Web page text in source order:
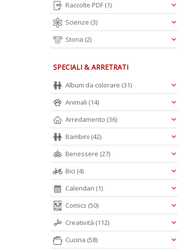
Raccolte PDF (1)
Scienze (3)
Storia (2)
SPECIALI & ARRETRATI
Album da colorare (31)
Animali (14)
Arredamento (36)
Bambini (42)
Benessere (27)
Bici (4)
Calendari (1)
Comics (50)
Creatività (112)
Cucina (58)